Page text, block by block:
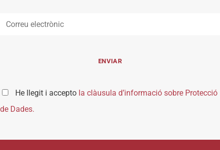
He llegit i accepto la clàusula d’informació sobre Protecció
de Dades.